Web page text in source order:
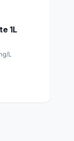
1L
L